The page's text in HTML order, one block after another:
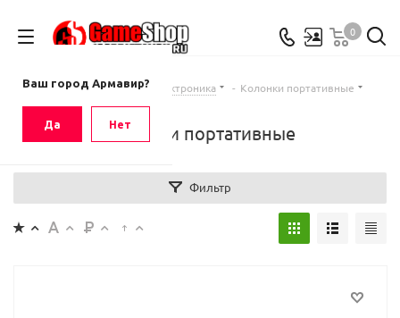
Ваш город Армавир?
Да Нет
0
Главная - Каталог - Электроника - Колонки портативные
Колонки портативные
Фильтр